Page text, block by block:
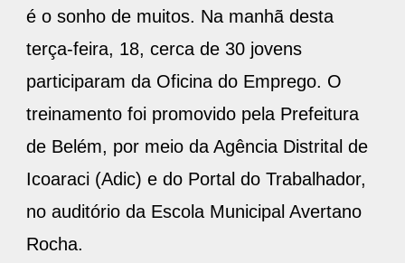
terça-feira, 18, cerca de 30 jovens
participaram da Oficina do Emprego. O
treinamento foi promovido pela Prefeitura
de Belém, por meio da Agência Distrital de
Icoaraci (Adic) e do Portal do Trabalhador,
no auditório da Escola Municipal Avertano
Rocha.